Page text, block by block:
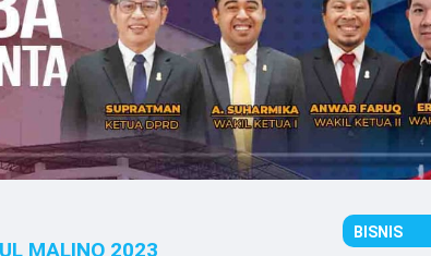
MALINO 2023
BISNIS